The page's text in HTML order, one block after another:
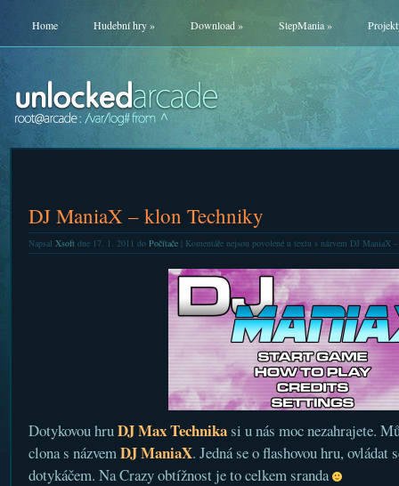
Home Hudební hry» Download» StepMania»
DJ ManiaX – klon Techniky
Napsal Xsoftdne 17. 1. 2011 do Počítače| Komentáře nejsou povolenéu textu s názvem DJ ManiaX
Dotykovou hruDJ Max Technikasi u nás moc nezahrajete.
clona s názvemDJ ManiaX. Jedná se o flashovou hru, ovládat
dotykáčem. Na Crazy obtížnost je to celkem sranda